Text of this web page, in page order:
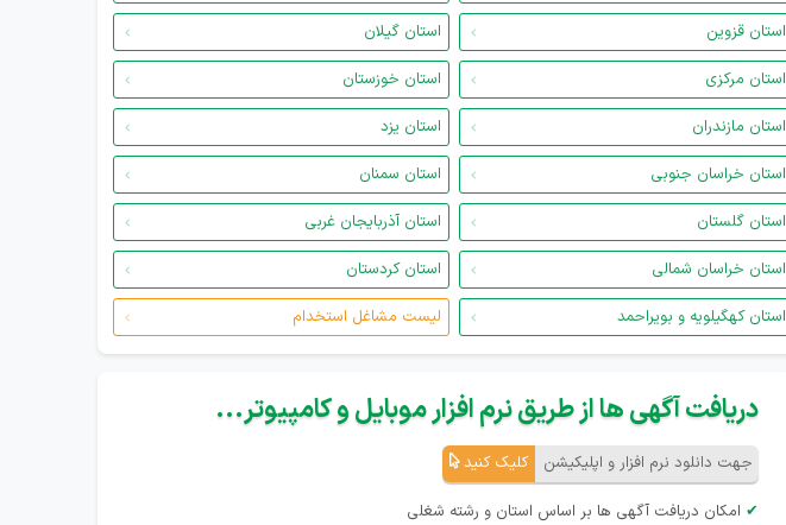
استان قزوین
استان گیلان
استان مرکزی
استان خوزستان
استان مازندران
استان یزد
استان خراسان جنوبی
استان سمنان
استان گلستان
استان آذربایجان غربی
استان خراسان شمالی
استان کردستان
استان کهگیلویه و بویراحمد لیست مشاغل استخدام
دریافت آگهی ها از طریق نرم افزار موبایل و کامپیوتر...
جهت دانلود نرم افزار و اپلیکیشن کلیک کنید
✔ امکان دریافت آگهی ها بر اساس استان و رشته شغلی